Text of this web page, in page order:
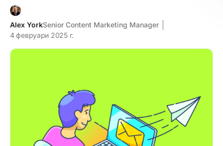
Alex YorkSenior Content Marketing Manager
4 февруари 2025 г.